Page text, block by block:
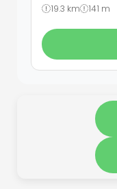
19.3 km 141 m